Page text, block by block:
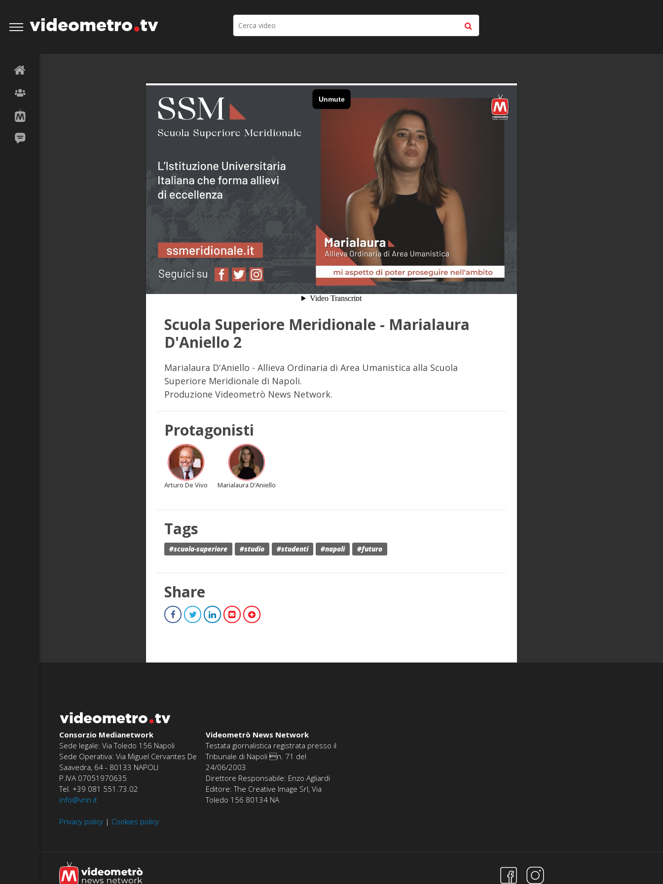
videometro tv
Scuola Superiore Meridionale - Marialaura
D'Aniello 2
Marialaura D'Aniello - Allieva Ordinaria di Area Umanistica alla Scuola
Superiore Meridionale di Napoli.
Produzione Videometrò News Network.
Protagonisti
Arturo De Vivo Marialaura D’Aniello
Tags
#scuola-superiore #studio #studenti #napoli #futuro
Share
videometro tv
Consorzio Medianetwork
Sede legale: Via Toledo 156 Napoli
Sede Operativa: Via Miguel Cervantes De
Saavedra, 64 - 80133 NAPOLI
P.IVA 07051970635
Tel. +39 081 551.73.02
info@vnn.it
Privacy policy | Cookies policy
Videometrò News Network
Testata giornalistica registrata presso il
Tribunale di Napoli n. 71 del
24/06/2003
Direttore Responsabile: Enzo Agliardi
Editore: The Creative Image Srl, Via
Toledo 156 80134 NA